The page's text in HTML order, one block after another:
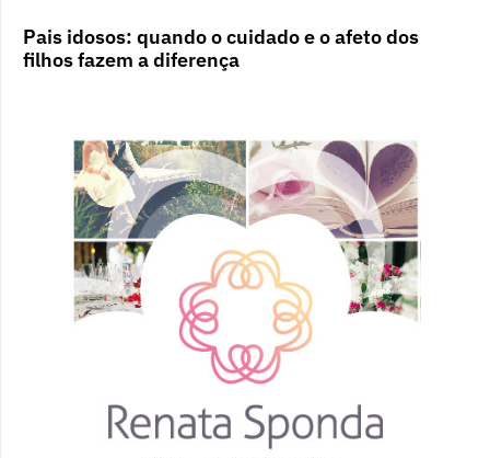
Pais idosos: quando o cuidado e o afeto dos
filhos fazem a diferença